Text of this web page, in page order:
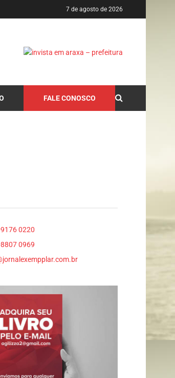
7 de agosto de 2026
FALE CONOSCO
0220
0969